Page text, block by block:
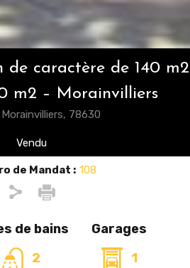
de caractère de 140 m2
m2 – Morainvilliers
Morainvilliers, 78630
Vendu
de Mandat : 108
de bains
2
Garages
1